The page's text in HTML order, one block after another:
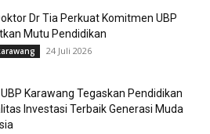
Dr Tia Perkuat Komitmen UBP
Mutu Pendidikan
24 Juli 2026
Karawang Tegaskan Pendidikan
Investasi Terbaik Generasi Muda